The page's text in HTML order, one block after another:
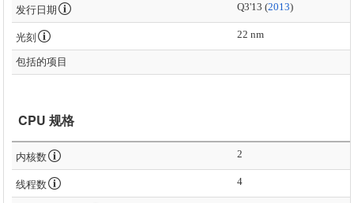
发行日期 Q3'13 (2013)
光刻 22 nm
包括的项目
CPU 规格
内核数 2
线程数 4